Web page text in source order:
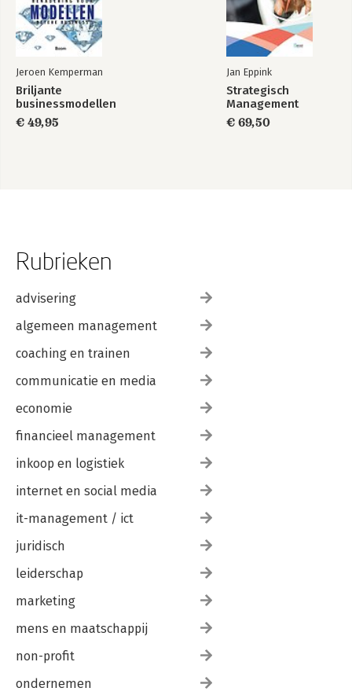
Jeroen Kemperman
Briljante
businessmodellen
€ 49,95
Jan Eppink
Strategisch
Management
€ 69,50
Rubrieken
advisering
algemeen management
coaching en trainen
communicatie en media
economie
financieel management
inkoop en logistiek
internet en social media
it-management / ict
juridisch
leiderschap
marketing
mens en maatschappij
non-profit
ondernemen